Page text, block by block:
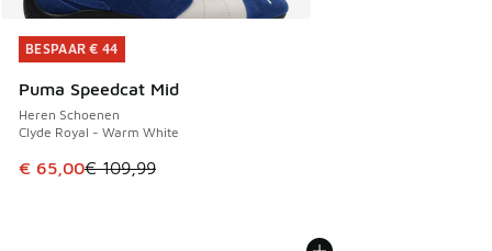
BESPAAR € 44
Puma Speedcat Mid
Heren Schoenen
Clyde Royal - Warm White
Dit artikel is in de uitverkoop. Dit artikel is in de
€ 65,00€ 109,99
BESPAAR € 44